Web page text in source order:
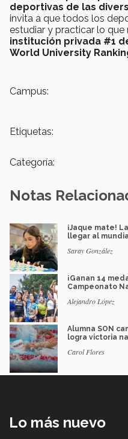
deportivas de las
invita a que todos los
estudiar y practicar lo que
institución privada #1
World University
Campus:
Etiquetas:
Categoría:
Notas
¡Jaque mate!
llegar al
Saray González
¡Ganan 14
Campeonato
Alejandro López
Alumna SON
logra victoria
Carol Flores
Lo más nuevo